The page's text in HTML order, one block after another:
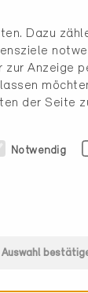
Dazu
Anzeige
der Seite
Notwendig
Auswahl